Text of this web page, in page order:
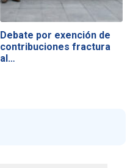
Debate por exención de
contribuciones fractura
al…